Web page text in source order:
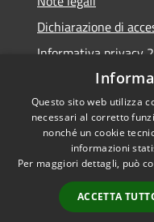
Dichiarazione di
Informativa privacy
Accessibilità
Privacy
Mappa del sito
Questo sito web utilizza
necessari al corretto
nonché un cookie
informazioni
Per maggiori dettagli, può
ACCETTA